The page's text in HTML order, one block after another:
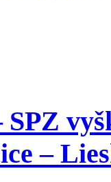
SPZ
–